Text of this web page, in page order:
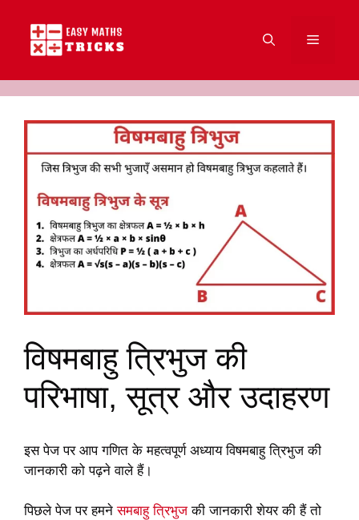
content
Menu
विषमबाहु त्रिभुज की
परिभाषा, सूत्र और उदाहरण
इस पेज पर आप गणित के महत्वपूर्ण अध्याय विषमबाहु त्रिभुज की
जानकारी को पढ़ने वाले हैं।
पिछले पेज पर हमनेसमबाहु त्रिभुजकी जानकारी शेयर की हैं तो